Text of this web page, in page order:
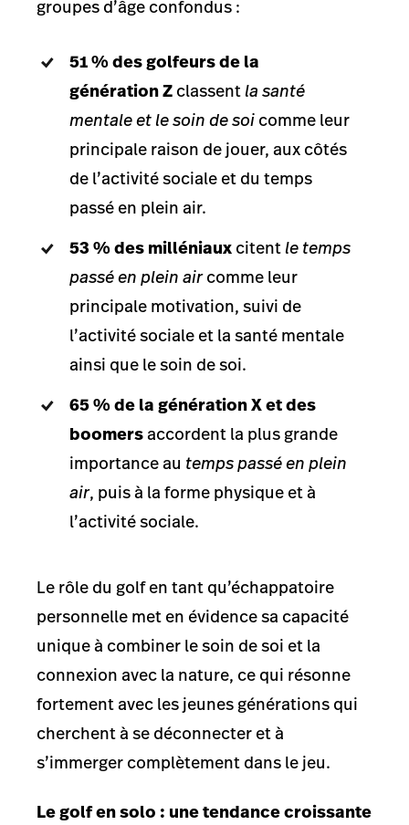
groupes d’âge confondus :
51 % des golfeurs de la
génération Z classent la santé
mentale et le soin de soi comme leur
principale raison de jouer, aux côtés
de l’activité sociale et du temps
passé en plein air.
53 % des milléniaux citent le temps
passé en plein aircomme leur
principale motivation, suivi de
l’activité sociale et la santé mentale
ainsi que le soin de soi.
65 % de la génération X et des
boomersaccordent la plus grande
importance au temps passé en plein
air, puis à la forme physique et à
l’activité sociale.
Le rôle du golf en tant qu’échappatoire
personnelle met en évidence sa capacité
unique à combiner le soin de soi et la
connexion avec la nature, ce qui résonne
fortement avec les jeunes générations qui
cherchent à se déconnecter et à
s’immerger complètement dans le jeu.
Le golf en solo : une tendance croissante